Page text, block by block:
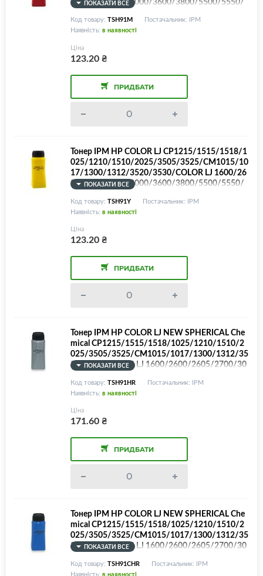
M175/252/275/277/351/375/377/451/452/4
75/477/551/552/553/Canon LBP5050/5300/7
010/7018/7700/7750/MF8050/8450/9130 та і
нші моделі, Magenta, 30г/банка
ПОКАЗАТИ ВСЕ
Код товару: TSH91M
Постачальник: IPM
Наявність: в наявності
Ціна
123.20₴
ПРИДБАТИ
Тонер IPM HP COLOR LJ CP1215/1515/1518/1
025/1210/1510/2025/3505/3525/CM1015/10
17/1300/1312/3520/3530/COLOR LJ 1600/26
00/2605/2700/3000/3600/3800/5500/5550/
M175/252/275/277/351/375/377/451/452/4
75/477/551/552/553/Canon LBP5050/5300/7
010/7018/7700/7750/MF8050/8450/9130 та і
нші моделі, Yellow, 30г/банка
ПОКАЗАТИ ВСЕ
Код товару: TSH91Y
Постачальник: IPM
Наявність: в наявності
Ціна
123.20₴
ПРИДБАТИ
Тонер IPM HP COLOR LJ NEW SPHERICAL Che
mical CP1215/1515/1518/1025/1210/1510/2
025/3505/3525/CM1015/1017/1300/1312/35
20/3530/COLOR LJ 1600/2600/2605/2700/30
00/3600/3800/5500/5550/M175/252/275/27
7/351/375/377/451/452/475/477/551/552/5
53/651/M880z/4202dw/4202dn/Canon LBP67
3/5050/5300/7010/7018/7100/7700/7750/M
F621/624/626/752/754/8050/8210/8450/91
30/4302dn/4302fd/4302fdw та інші моделі, Bl
ack, 50г/банка
ПОКАЗАТИ ВСЕ
Код товару: TSH91HR
Постачальник: IPM
Наявність: в наявності
Ціна
171.60₴
ПРИДБАТИ
Тонер IPM HP COLOR LJ NEW SPHERICAL Che
mical CP1215/1515/1518/1025/1210/1510/2
025/3505/3525/CM1015/1017/1300/1312/35
20/3530/COLOR LJ 1600/2600/2605/2700/30
00/3600/3800/5500/5550/M175/252/275/27
7/351/375/377/451/452/475/477/551/552/5
ПОКАЗАТИ ВСЕ
Код товару: TSH91CHR
Постачальник: IPM
Наявність: в наявності